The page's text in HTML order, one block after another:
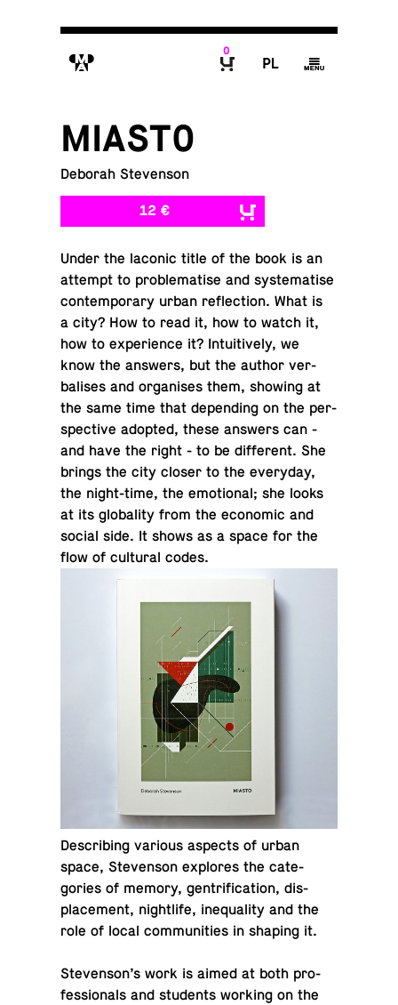
M
0
P g
MIASTO
Deborah Stevenson
12 €
Under the laconic title of the book is an
attempt to prob­lema­tise and sys­tem­a­tise
con­tem­po­rary urban re­flec­tion. What is
a city? How to read it, how to watch it,
how to ex­pe­ri­ence it? In­tu­itively, we
know the answers, but the author ver­
balises and or­gan­ises them, showing at
the same time that de­pend­ing on the per­
spec­tive adopted, these answers can -
and have the right - to be dif­fer­ent. She
brings the city closer to the every­day,
the night-time, the emo­tional; she looks
at its glob­al­ity from the eco­nomic and
social side. It shows as a space for the
flow of cul­tural codes.
De­scrib­ing various aspects of urban
space, Steven­son ex­plores the cat­e­
gories of memory, gen­tri­fi­ca­tion, dis­
place­ment, nightlife, in­equal­ity and the
role of local com­mu­ni­ties in shaping it.
Steven­son’s work is aimed at both pro­
fes­sion­als and stu­dents working on the